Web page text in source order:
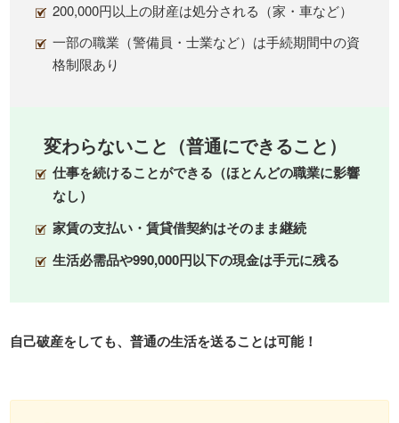
200,000円以上の財産は処分される（家・車など）
一部の職業（警備員・士業など）は手続期間中の資
格制限あり
変わらないこと（普通にできること）
仕事を続けることができる（ほとんどの職業に影響
なし）
家賃の支払い・賃貸借契約はそのまま継続
生活必需品や990,000円以下の現金は手元に残る
自己破産をしても、普通の生活を送ることは可能！